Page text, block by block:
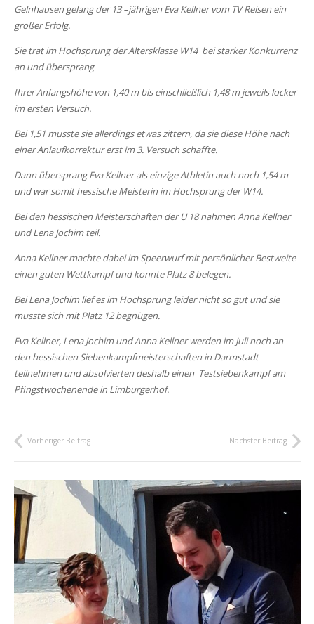
Gelnhausen gelang der 13 –jährigen Eva Kellner vom TV Reisen ein
großer Erfolg.
Sie trat im Hochsprung der Altersklasse W14 bei starker Konkurrenz
an und übersprang
Ihrer Anfangshöhe von 1,40 m bis einschließlich 1,48 m jeweils locker
im ersten Versuch.
Bei 1,51 musste sie allerdings etwas zittern, da sie diese Höhe nach
einer Anlaufkorrektur erst im 3. Versuch schaffte.
Dann übersprang Eva Kellner als einzige Athletin auch noch 1,54 m
und war somit hessische Meisterin im Hochsprung der W14.
Bei den hessischen Meisterschaften der U 18 nahmen Anna Kellner
und Lena Jochim teil.
Anna Kellner machte dabei im Speerwurf mit persönlicher Bestweite
einen guten Wettkampf und konnte Platz 8 belegen.
Bei Lena Jochim lief es im Hochsprung leider nicht so gut und sie
musste sich mit Platz 12 begnügen.
Eva Kellner, Lena Jochim und Anna Kellner werden im Juli noch an
den hessischen Siebenkampfmeisterschaften in Darmstadt
teilnehmen und absolvierten deshalb einen Testsiebenkampf am
Pfingstwochenende in Limburgerhof.
Vorheriger Beitrag Nächster Beitrag